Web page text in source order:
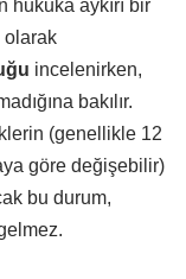
hukuka aykırı bir
olarak
incelenirken,
bakılır.
(genellikle 12
göre değişebilir)
bu durum,